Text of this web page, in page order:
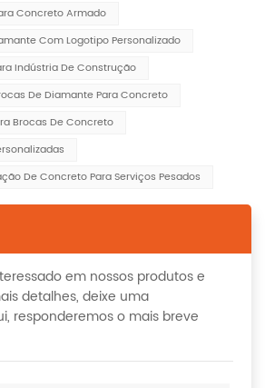
Concreto Armado
Com Logotipo Personalizado
Indústria De Construção
De Diamante Para Concreto
Brocas De Concreto
De Concreto Para Serviços Pesados
em nossos produtos e
detalhes, deixe uma
responderemos o mais breve